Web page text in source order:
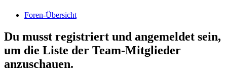
Foren-Übersicht
Du musst registriert und angemeldet sein,
um die Liste der Team-Mitglieder
anzuschauen.